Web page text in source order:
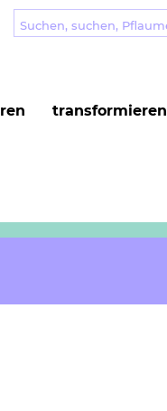
transformieren